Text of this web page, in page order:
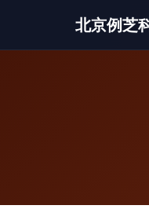
北京例芝